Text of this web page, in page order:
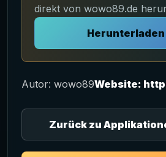
direkt von wowo89.de
Herunterladen
Autor: wowo89Website:
Zurück zu